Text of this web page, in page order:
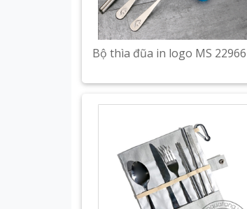
Bộ thìa đũa in logo MS 22966